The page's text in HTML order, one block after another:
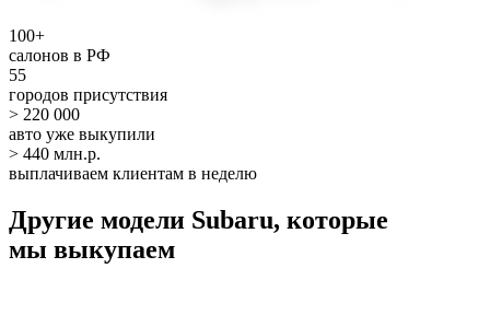
100+
салонов в РФ
55
городов присутствия
> 220 000
авто уже выкупили
> 440 млн.р.
выплачиваем клиентам в неделю
Другие модели Subaru, которые
мы выкупаем